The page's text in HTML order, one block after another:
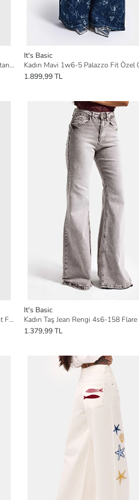
Kadın T.Kot Rengi 4s6-32 Flare Fit Elastan Kumaş Özel Nakış Detaylı Tasarım Denim Jean
It's Basic
1.899,99 TL
Kadın T.Kot Rengi Doris 4s5-80 Straight Fit Yüksek Bel %100 Pamuk İç Boy 80cm Denim Jean
It's Basic
1.379,99 TL